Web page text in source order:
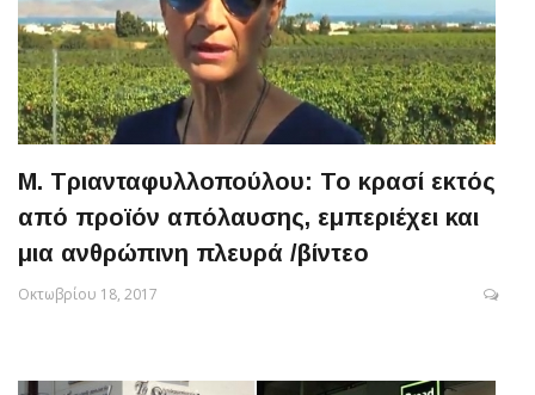
Μ. Τριανταφυλλοπούλου: Το κρασί εκτός
από προϊόν απόλαυσης, εμπεριέχει και
μια ανθρώπινη πλευρά /βίντεο
Οκτωβρίου 18, 2017